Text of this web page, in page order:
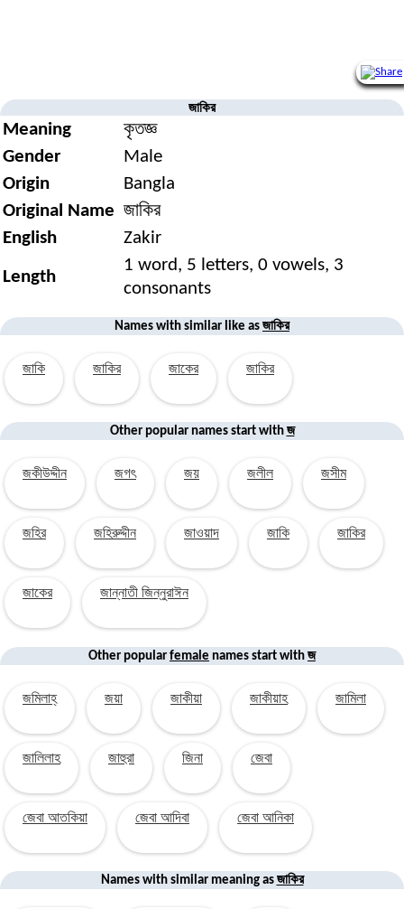
জাকির
Meaning
কৃতজ্ঞ
Gender
Male
Origin
Bangla
Original Name জাকির
English
Zakir
Length
1 word, 5 letters, 0 vowels, 3
consonants
Names with similar like as জাকির
জাকি জাকির জাকের জাকির
Other popular names start with জ
জকীউদ্দীন জগৎ জয় জলীল জসীম
জহির জহিরুদ্দীন জাওয়াদ জাকি জাকির
জাকের জান্নাতী জিন্নুরাঈন
Other popular female names start with জ
জমিলাহ্ জয়া জাকীয়া জাকীয়াহ জামিলা
জালিলাহ জাহুরা জিনা জেবা
জেবা আতকিয়া জেবা আদিবা জেবা আনিকা
Names with similar meaningas জাকির